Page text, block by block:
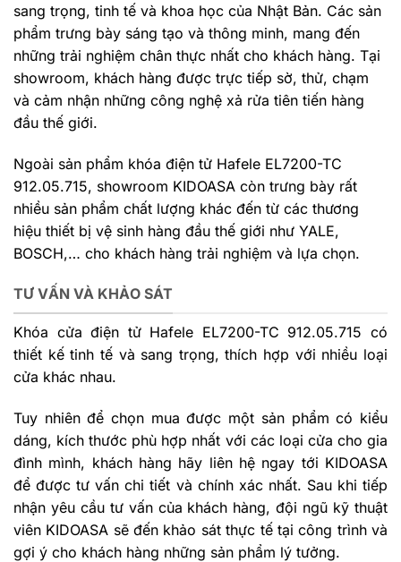
sang trọng, tinh tế và khoa học của Nhật Bản. Các sản
phẩm trưng bày sáng tạo và thông minh, mang đến
những trải nghiệm chân thực nhất cho khách hàng. Tại
showroom, khách hàng được trực tiếp sờ, thử, chạm
và cảm nhận những công nghệ xả rửa tiên tiến hàng
đầu thế giới.
Ngoài sản phẩm khóa điện tử Hafele EL7200-TC
912.05.715, showroom KIDOASA còn trưng bày rất
nhiều sản phẩm chất lượng khác đến từ các thương
hiệu thiết bị vệ sinh hàng đầu thế giới như YALE,
BOSCH,… cho khách hàng trải nghiệm và lựa chọn.
TƯ VẤN VÀ KHẢO SÁT
Khóa cửa điện tử Hafele EL7200-TC 912.05.715 có
thiết kế tinh tế và sang trọng, thích hợp với nhiều loại
cửa khác nhau.
Tuy nhiên để chọn mua được một sản phẩm có kiểu
dáng, kích thước phù hợp nhất với các loại cửa cho gia
đình mình, khách hàng hãy liên hệ ngay tới KIDOASA
để được tư vấn chi tiết và chính xác nhất. Sau khi tiếp
nhận yêu cầu tư vấn của khách hàng, đội ngũ kỹ thuật
viên KIDOASA sẽ đến khảo sát thực tế tại công trình và
gợi ý cho khách hàng những sản phẩm lý tưởng.